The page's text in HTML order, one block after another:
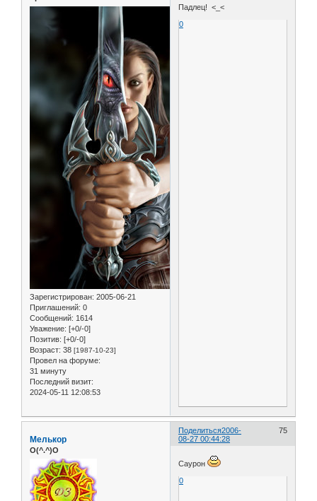
Зарегистрирован: 2005-06-21
Приглашений: 0
Сообщений: 1614
Уважение: [+0/-0]
Позитив: [+0/-0]
Возраст: 38 [1987-10-23]
Провел на форуме:
31 минуту
Последний визит:
2024-05-11 12:08:53
Падлец! <_<
0
Поделиться 75
2006-
08-27 00:44:28
Мелькор
O(^.^)O
Саурон
0